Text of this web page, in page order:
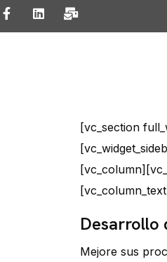
[vc_section
Desarrollo
Mejore sus